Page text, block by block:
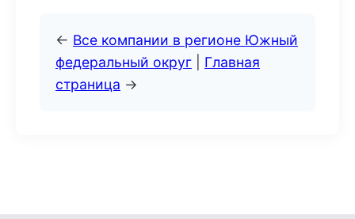
← Все компании в регионе Южный
федеральный округ
Главная
страница →